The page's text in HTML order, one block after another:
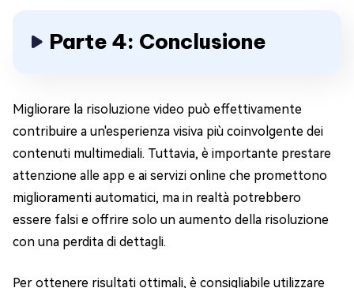
Parte 4: Conclusione
Migliorare la risoluzione video può effettivamente
contribuire a un'esperienza visiva più coinvolgente dei
contenuti multimediali. Tuttavia, è importante prestare
attenzione alle app e ai servizi online che promettono
miglioramenti automatici, ma in realtà potrebbero
essere falsi e offrire solo un aumento della risoluzione
con una perdita di dettagli.
Per ottenere risultati ottimali, è consigliabile utilizzare